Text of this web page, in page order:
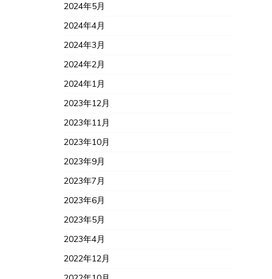
2024年5月
2024年4月
2024年3月
2024年2月
2024年1月
2023年12月
2023年11月
2023年10月
2023年9月
2023年7月
2023年6月
2023年5月
2023年4月
2022年12月